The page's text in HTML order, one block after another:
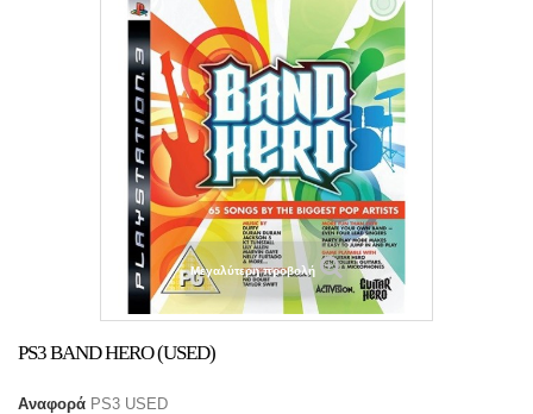
Μεγαλύτερη προβολή
PS3 BAND HERO (USED)
Αναφορά PS3 USED